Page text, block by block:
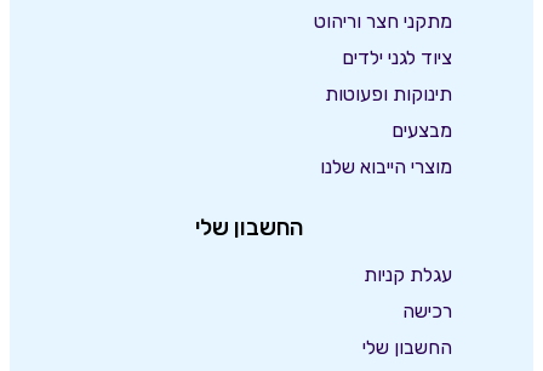
מתקני חצר וריהוט
ציוד לגני ילדים
תינוקות ופעוטות
מבצעים
מוצרי הייבוא שלנו
החשבון שלי
עגלת קניות
רכישה
החשבון שלי